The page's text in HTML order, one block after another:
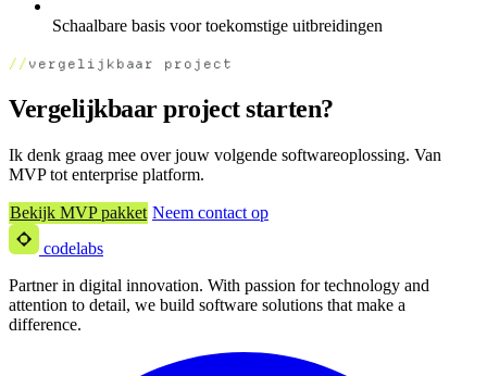
Schaalbare basis voor toekomstige uitbreidingen
vergelijkbaar project
Vergelijkbaar project starten?
Ik denk graag mee over jouw volgende softwareoplossing. Van
MVP tot enterprise platform.
Bekijk MVP pakket Neem contact op
codelabs
Partner in digital innovation. With passion for technology and
attention to detail, we build software solutions that make a
difference.